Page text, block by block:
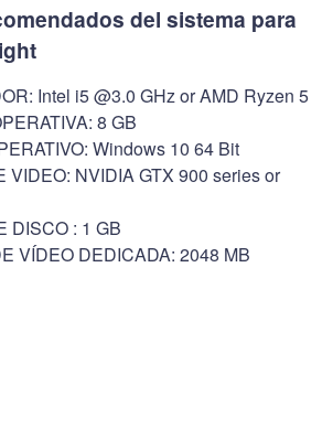
del sistema para
Intel i5 @3.0 GHz or AMD Ryzen 5
8 GB
Windows 10 64 Bit
VIDEO: NVIDIA GTX 900 series or
DISCO : 1 GB
VÍDEO DEDICADA: 2048 MB